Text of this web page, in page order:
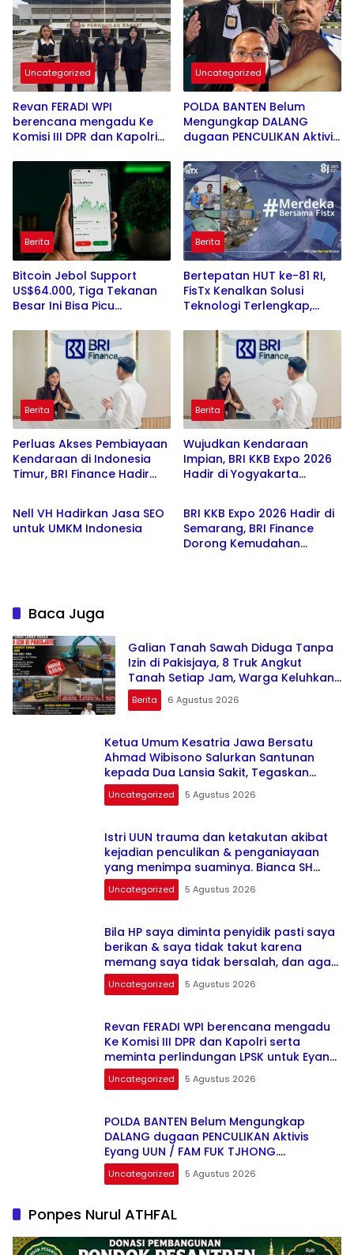
Bianca SH Fokus
penyembuhan psikis
korban
& tidak ada fitnah ke saya”
ujar Adv. Cecilia Ketua DPD
FERADI WPI Banten
Uncategorized
Revan FERADI WPI
berencana mengadu Ke
Komisi III DPR dan Kapolri
perlindungan LPSK untuk
Eyang UUN / Fam Fuk
Uncategorized
POLDA BANTEN Belum
Mengungkap DALANG
dugaan PENCULIKAN Aktivis
TJHONG. Keberanian Polda
Banten Diuji Ujar Ketum
FERADI WPI
Berita
Bitcoin Jebol Support
US$64.000, Tiga Tekanan
Besar Ini Bisa Picu
Berita
Bertepatan HUT ke-81 RI,
FisTx Kenalkan Solusi
Teknologi Terlengkap,
Dari Masalah Klasik
Berita
Perluas Akses Pembiayaan
Kendaraan di Indonesia
Timur, BRI Finance Hadir
Berita
Wujudkan Kendaraan
Impian, BRI KKB Expo 2026
Hadir di Yogyakarta
Berita
Nell VH Hadirkan Jasa SEO
untuk UMKM Indonesia
Berita
BRI KKB Expo 2026 Hadir di
Semarang, BRI Finance
Dorong Kemudahan
Baca Juga
Galian Tanah Sawah Diduga Tanpa
Izin di Pakisjaya, 8 Truk Angkut
Tanah Setiap Jam, Warga Keluhkan
Rumah Retak
Berita 6 Agustus 2026
Ketua Umum Kesatria Jawa Bersatu
Ahmad Wibisono Salurkan Santunan
kepada Dua Lansia Sakit, Tegaskan
Komitmen Mengabdi kepada
Masyarakat
Uncategorized 5 Agustus 2026
Istri UUN trauma dan ketakutan akibat
kejadian penculikan & penganiayaan
yang menimpa suaminya. Bianca SH
Fokus penyembuhan psikis korban
Uncategorized 5 Agustus 2026
Bila HP saya diminta penyidik pasti saya
berikan & saya tidak takut karena
memang saya tidak bersalah, dan agar
terang & tidak ada fitnah ke saya” ujar
Adv. Cecilia Ketua DPD FERADI WPI Banten
Uncategorized 5 Agustus 2026
Revan FERADI WPI berencana mengadu
Ke Komisi III DPR dan Kapolri serta
meminta perlindungan LPSK untuk Eyang
UUN / Fam Fuk Tjhong
Uncategorized 5 Agustus 2026
POLDA BANTEN Belum Mengungkap
DALANG dugaan PENCULIKAN Aktivis
Eyang UUN / FAM FUK TJHONG.
Keberanian Polda Banten Diuji Ujar
Ketum FERADI WPI
Uncategorized 5 Agustus 2026
Ponpes Nurul ATHFAL